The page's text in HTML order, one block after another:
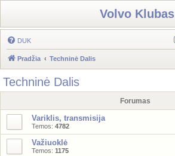
Volvo Klubas
DUK
Pradžia Techninė Dalis
Techninė Dalis
Forumas
Variklis, transmisija
Temos: 4782
Važiuoklė
Temos: 1175